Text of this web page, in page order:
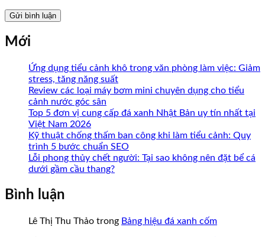
Mới
Ứng dụng tiểu cảnh khô trong văn phòng làm việc: Giảm
stress, tăng năng suất
Review các loại máy bơm mini chuyên dụng cho tiểu
cảnh nước góc sân
Top 5 đơn vị cung cấp đá xanh Nhật Bản uy tín nhất tại
Việt Nam 2026
Kỹ thuật chống thấm ban công khi làm tiểu cảnh: Quy
trình 5 bước chuẩn SEO
Lỗi phong thủy chết người: Tại sao không nên đặt bể cá
dưới gầm cầu thang?
Bình luận
Lê Thị Thu Thảo trong Bảng hiệu đá xanh cốm